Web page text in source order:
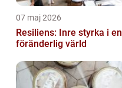
07 maj 2026
Resiliens: Inre styrka i en
föränderlig värld